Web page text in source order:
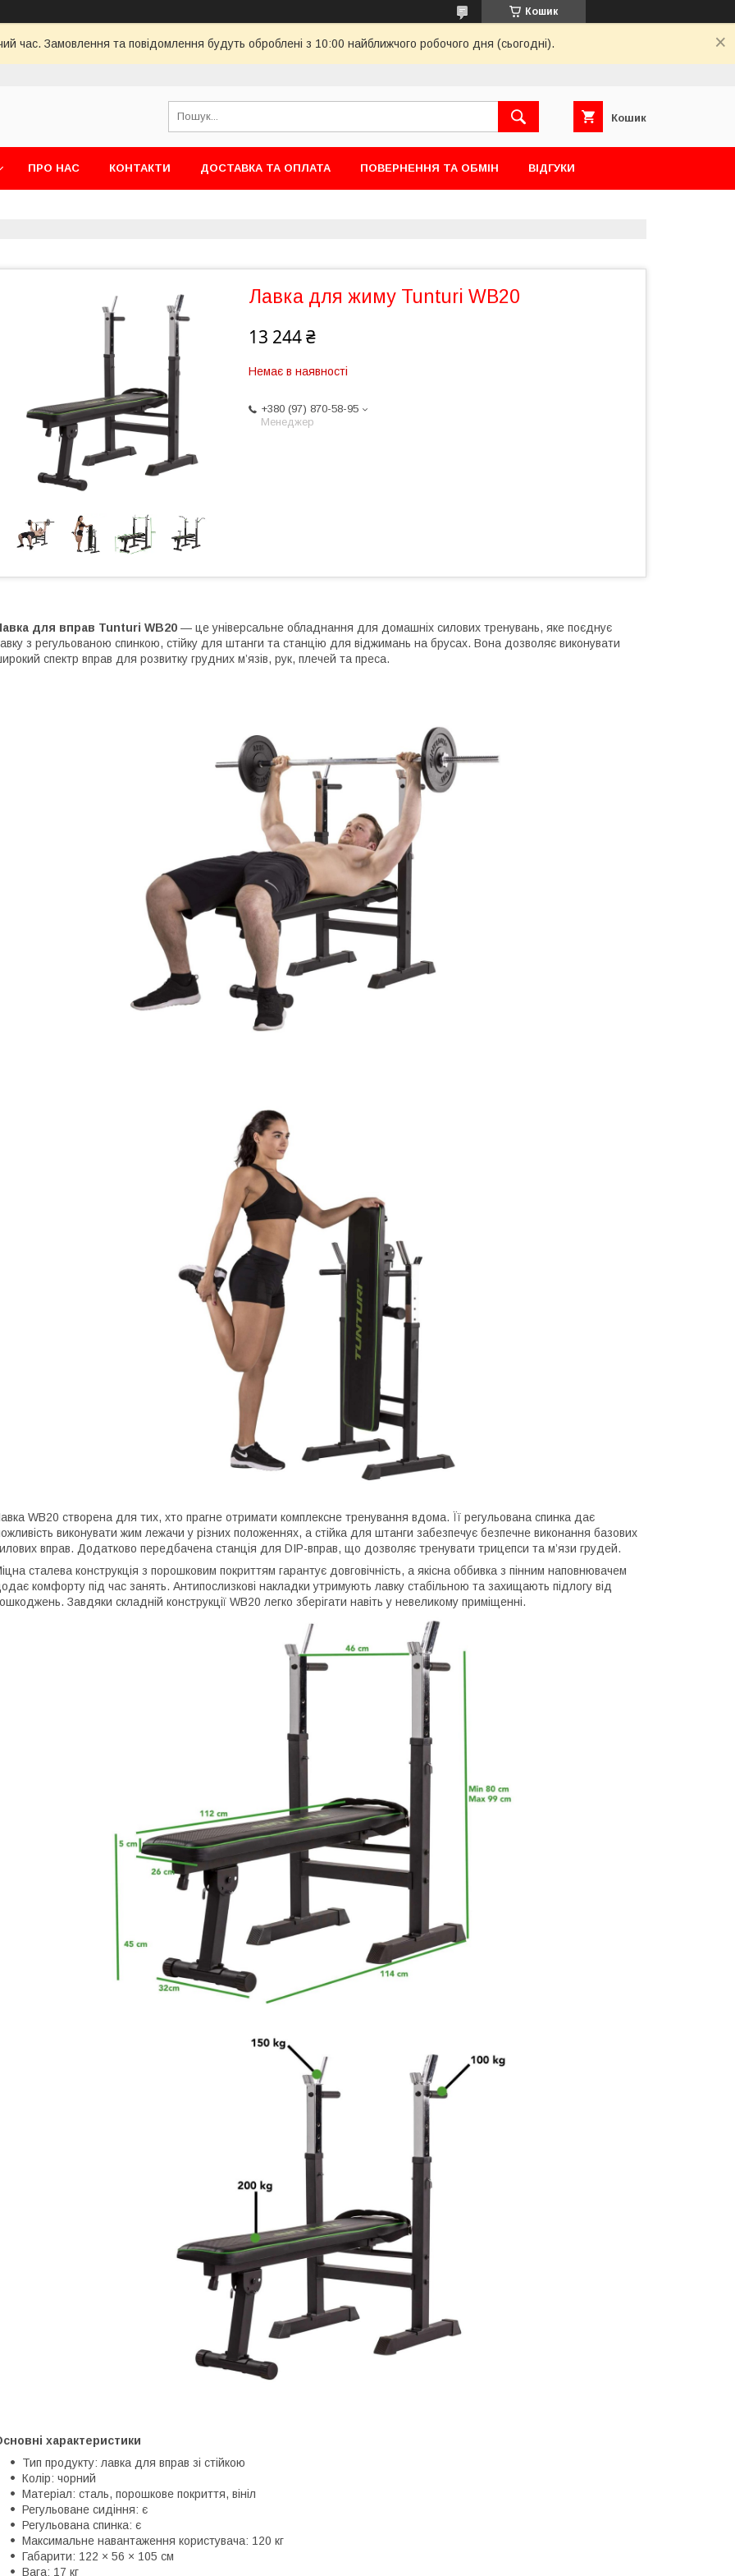
Кошик
час. Замовлення та повідомлення будуть оброблені з 10:00 найближчого робочого дня (сьогодні).
Кошик
ПРО НАС КОНТАКТИ ДОСТАВКА ТА ОПЛАТА ПОВЕРНЕННЯ ТА ОБМІН ВІДГУКИ
Лавка для жиму Tunturi WB20
13 244 ₴
Немає в наявності
+380 (97) 870-58-95
Менеджер
для вправ Tunturi WB20 — це універсальне обладнання для домашніх силових тренувань, яке поєднує
з регульованою спинкою, стійку для штанги та станцію для віджимань на брусах. Вона дозволяє виконувати
спектр вправ для розвитку грудних м’язів, рук, плечей та преса.
WB20 створена для тих, хто прагне отримати комплексне тренування вдома. Її регульована спинка дає
виконувати жим лежачи у різних положеннях, а стійка для штанги забезпечує безпечне виконання базових
вправ. Додатково передбачена станція для DIP-вправ, що дозволяє тренувати трицепси та м’язи грудей.
сталева конструкція з порошковим покриттям гарантує довговічність, а якісна оббивка з пінним наповнювачем
комфорту під час занять. Антипослизкові накладки утримують лавку стабільною та захищають підлогу від
Завдяки складній конструкції WB20 легко зберігати навіть у невеликому приміщенні.
характеристики
Тип продукту: лавка для вправ зі стійкою
Колір: чорний
Матеріал: сталь, порошкове покриття, вініл
Регульоване сидіння: є
Регульована спинка: є
Максимальне навантаження користувача: 120 кг
Габарити: 122 × 56 × 105 см
Вага: 17 кг